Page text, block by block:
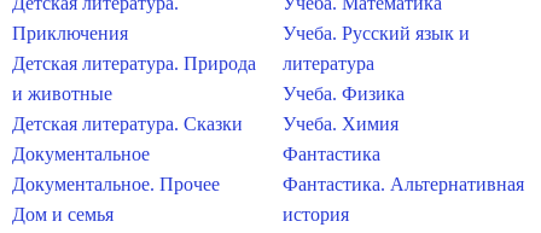
Приключения
Детская литература. Природа
и животные
Детская литература. Сказки
Документальное
Документальное. Прочее
Дом и семья
Учеба. Русский язык и
литература
Учеба. Физика
Учеба. Химия
Фантастика
Фантастика. Альтернативная
история